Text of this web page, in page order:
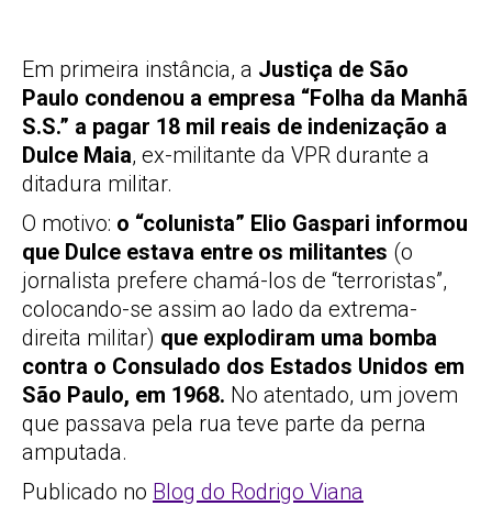
Em primeira instância, a Justiça de São
Paulo condenou a empresa “Folha da Manhã
S.S.” a pagar 18 mil reais de indenização a
Dulce Maia, ex-militante da VPR durante a
ditadura militar.
O motivo: o “colunista” Elio Gaspari informou
que Dulce estava entre os militantes (o
jornalista prefere chamá-los de “terroristas”,
colocando-se assim ao lado da extrema-
direita militar) que explodiram uma bomba
contra o Consulado dos Estados Unidos em
São Paulo, em 1968. No atentado, um jovem
que passava pela rua teve parte da perna
amputada.
Publicado no Blog do Rodrigo Viana